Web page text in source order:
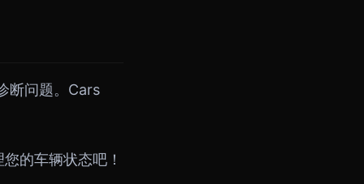
断问题。Cars
的车辆状态吧！